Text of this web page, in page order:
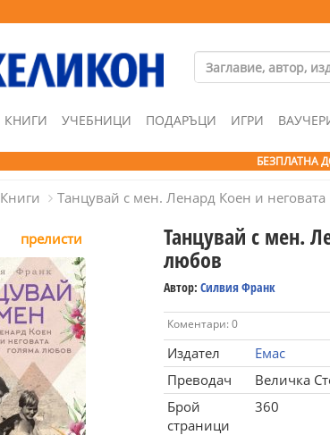
КНИГИ УЧЕБНИЦИ ПОДАРЪЦИ ИГРИ
БЕЗПЛАТНА
Книги Танцувай с мен. Ленард Коен и
прелисти Танцувай с мен.
любов
Автор: Силвия Франк
Коментари: 0
Издател
Емас
Преводач
Величка
Брой
страници
360